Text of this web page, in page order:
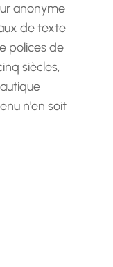
anonyme
de texte
polices de
siècles,
n'en soit